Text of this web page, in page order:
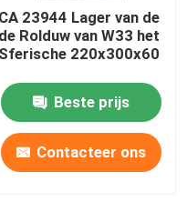
CA 23944 Lager van de
de Rolduw van W33 het
Sferische 220x300x60
Beste prijs
Contacteer ons